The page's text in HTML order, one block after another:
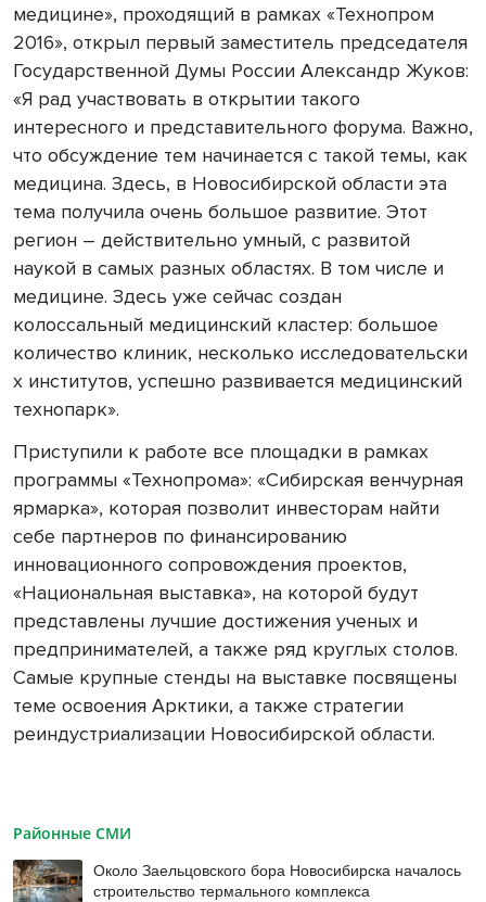
медицине», проходящий в рамках «Технопром
2016», открыл первый заместитель председателя
Государственной Думы России Александр Жуков:
«Я рад участвовать в открытии такого
интересного и представительного форума. Важно,
что обсуждение тем начинается с такой темы, как
медицина. Здесь, в Новосибирской области эта
тема получила очень большое развитие. Этот
регион – действительно умный, с развитой
наукой в самых разных областях. В том числе и
медицине. Здесь уже сейчас создан
колоссальный медицинский кластер: большое
количество клиник, несколько исследовательски
х институтов, успешно развивается медицинский
технопарк».
Приступили к работе все площадки в рамках
программы «Технопрома»: «Сибирская венчурная
ярмарка», которая позволит инвесторам найти
себе партнеров по финансированию
инновационного сопровождения проектов,
«Национальная выставка», на которой будут
представлены лучшие достижения ученых и
предпринимателей, а также ряд круглых столов.
Самые крупные стенды на выставке посвящены
теме освоения Арктики, а также стратегии
реиндустриализации Новосибирской области.
Районные СМИ
Около Заельцовского бора Новосибирска началось
строительство термального комплекса